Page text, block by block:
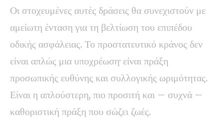
Οι στοχευμένες αυτές δράσεις θα συνεχιστούν με
αμείωτη ένταση για τη βελτίωση του επιπέδου
οδικής ασφάλειας. Το προστατευτικό κράνος δεν
είναι απλώς μια υποχρέωση· είναι πράξη
προσωπικής ευθύνης και συλλογικής ωριμότητας.
Είναι η απλούστερη, πιο προσιτή και – συχνά –
καθοριστική πράξη που σώζει ζωές.